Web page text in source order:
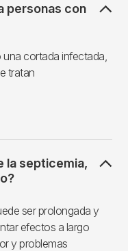
personas con
cortada infectada,
tratan
la septicemia,
ser prolongada y
efectos a largo
y problemas